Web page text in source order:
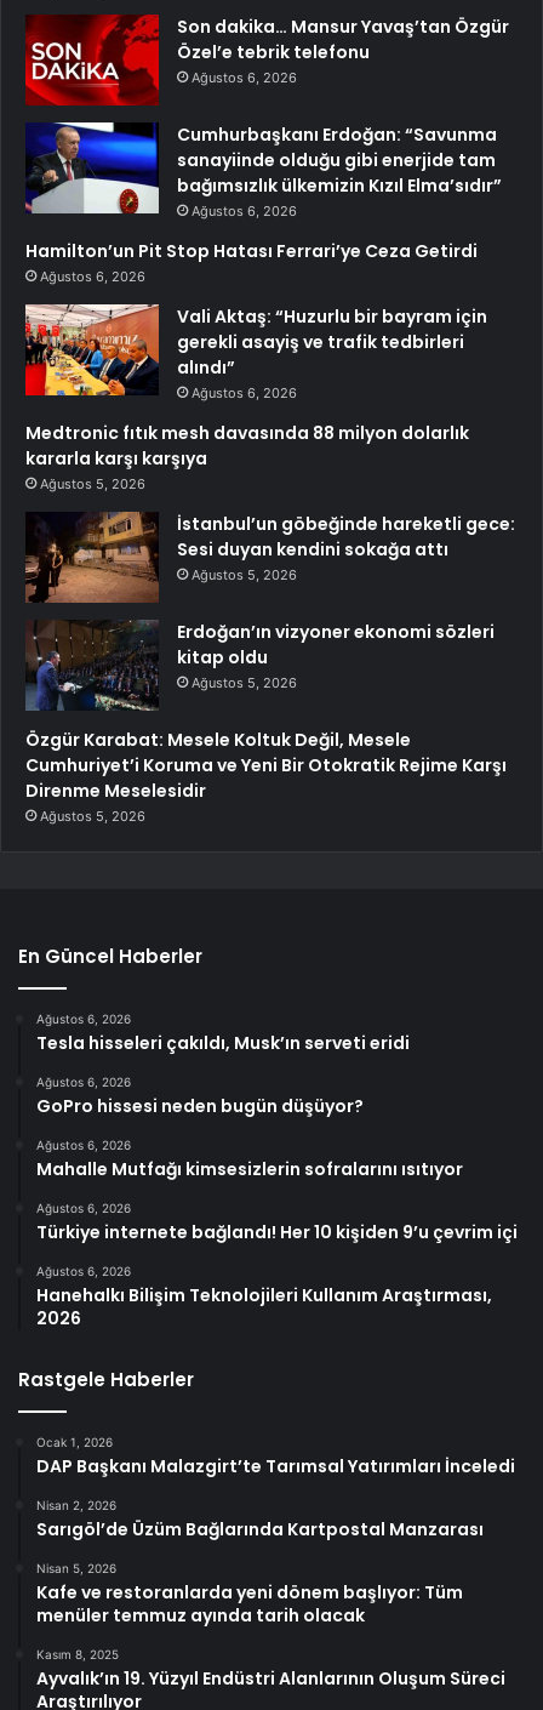
Son dakika… Mansur Yavaş’tan Özgür
Özel’e tebrik telefonu
Ağustos 6, 2026
Cumhurbaşkanı Erdoğan: “Savunma
sanayiinde olduğu gibi enerjide tam
bağımsızlık ülkemizin Kızıl Elma’sıdır”
Ağustos 6, 2026
Hamilton’un Pit Stop Hatası Ferrari’ye Ceza Getirdi
Ağustos 6, 2026
Vali Aktaş: “Huzurlu bir bayram için
gerekli asayiş ve trafik tedbirleri
alındı”
Ağustos 6, 2026
Medtronic fıtık mesh davasında 88 milyon dolarlık
kararla karşı karşıya
Ağustos 5, 2026
İstanbul’un göbeğinde hareketli gece:
Sesi duyan kendini sokağa attı
Ağustos 5, 2026
Erdoğan’ın vizyoner ekonomi sözleri
kitap oldu
Ağustos 5, 2026
Özgür Karabat: Mesele Koltuk Değil, Mesele
Cumhuriyet’i Koruma ve Yeni Bir Otokratik Rejime Karşı
Direnme Meselesidir
Ağustos 5, 2026
En Güncel Haberler
Ağustos 6, 2026
Tesla hisseleri çakıldı, Musk’ın serveti eridi
Ağustos 6, 2026
GoPro hissesi neden bugün düşüyor?
Ağustos 6, 2026
Mahalle Mutfağı kimsesizlerin sofralarını ısıtıyor
Ağustos 6, 2026
Türkiye internete bağlandı! Her 10 kişiden 9’u çevrim içi
Ağustos 6, 2026
Hanehalkı Bilişim Teknolojileri Kullanım Araştırması,
2026
Rastgele Haberler
Ocak 1, 2026
DAP Başkanı Malazgirt’te Tarımsal Yatırımları İnceledi
Nisan 2, 2026
Sarıgöl’de Üzüm Bağlarında Kartpostal Manzarası
Nisan 5, 2026
Kafe ve restoranlarda yeni dönem başlıyor: Tüm
menüler temmuz ayında tarih olacak
Kasım 8, 2025
Ayvalık’ın 19. Yüzyıl Endüstri Alanlarının Oluşum Süreci
Araştırılıyor